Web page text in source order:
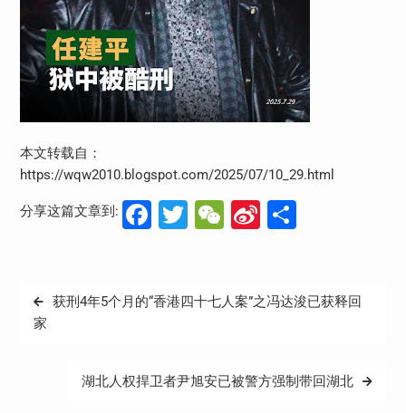
本文转载自：
https://wqw2010.blogspot.com/2025/07/10_29.html
分享这篇文章到: Facebook
Twitter
WeChat
Sina分
文
章
获刑4年5个月的“香港四十七人案”之冯达浚已获释回
家
湖北人权捍卫者尹旭安已被警方强制带回湖北